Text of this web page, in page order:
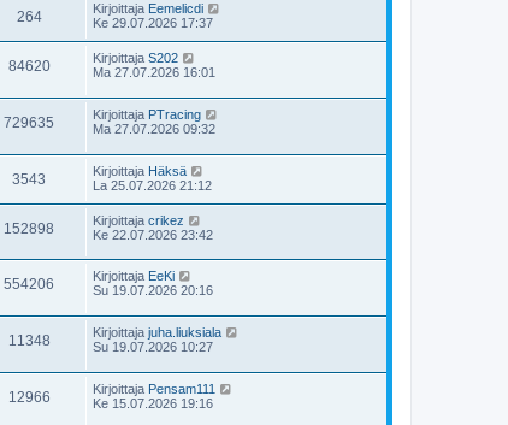
264 Kirjoittaja Eemelicdi
Ke 29.07.2026 17:37
84620 Kirjoittaja S202
Ma 27.07.2026 16:01
729635 Kirjoittaja PTracing
Ma 27.07.2026 09:32
3543 Kirjoittaja Häksä
La 25.07.2026 21:12
152898 Kirjoittaja crikez
Ke 22.07.2026 23:42
554206 Kirjoittaja EeKi
Su 19.07.2026 20:16
11348 Kirjoittaja juha.liuksiala
Su 19.07.2026 10:27
12966 Kirjoittaja Pensam111
Ke 15.07.2026 19:16